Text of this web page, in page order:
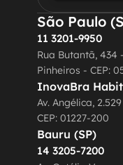
São Paulo
11 3201-9950
Rua Butantã, 434
Pinheiros - CEP:
InovaBra
Av. Angélica,
CEP: 01227-200
Bauru (SP)
14 3205-7200